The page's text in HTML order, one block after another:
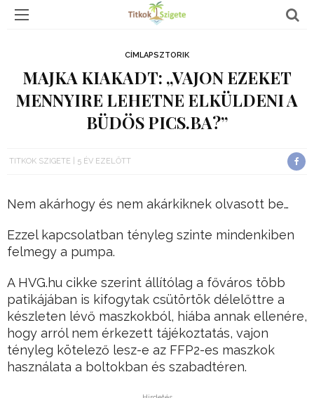
CÍMLAPSZTORIK
MAJKA KIAKADT: „VAJON EZEKET
MENNYIRE LEHETNE ELKÜLDENI A
BÜDÖS PICS.BA?”
TITKOK SZIGETE 5 ÉV EZELŐTT
Nem akárhogy és nem akárkiknek olvasott be…
Ezzel kapcsolatban tényleg szinte mindenkiben
felmegy a pumpa.
A HVG.hu cikke szerint állítólag a főváros több
patikájában is kifogytak csütörtök délelőttre a
készleten lévő maszkokból, hiába annak ellenére,
hogy arról nem érkezett tájékoztatás, vajon
tényleg kötelező lesz-e az FFP2-es maszkok
használata a boltokban és szabadtéren.